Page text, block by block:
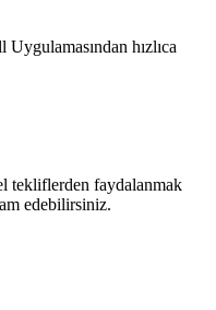
hızlıca
tekliflerden faydalanmak
edebilirsiniz.